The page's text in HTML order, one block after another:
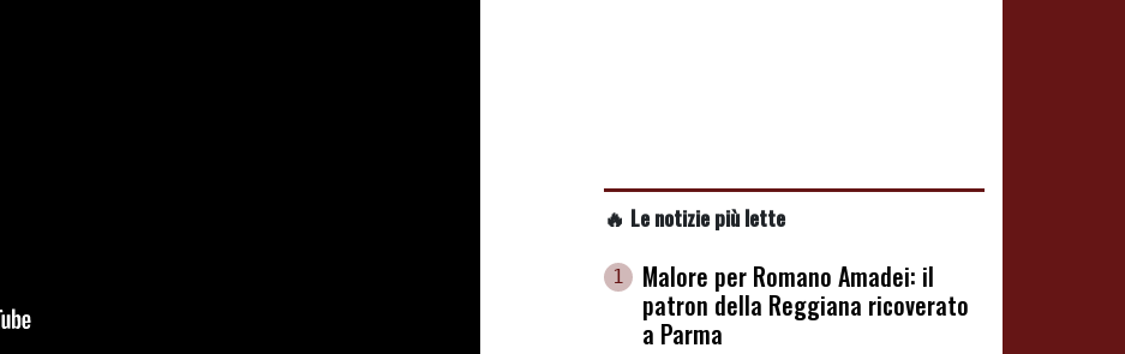
🔥 Le notizie più lette
1
Malore per Romano Amadei: il
patron della Reggiana ricoverato
a Parma